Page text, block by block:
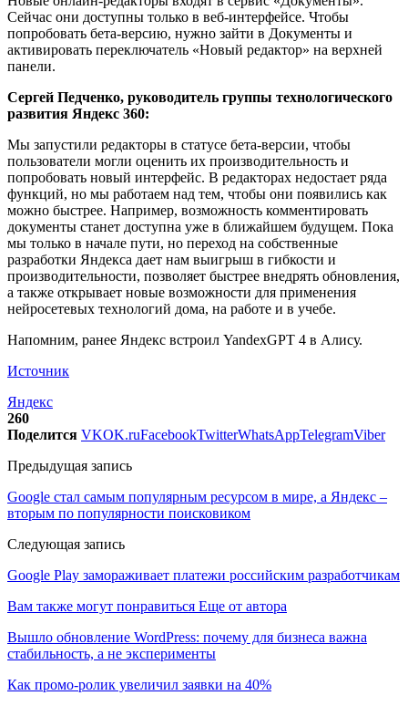
Сейчас они доступны только в веб-интерфейсе. Чтобы
попробовать бета-версию, нужно зайти в Документы и
активировать переключатель «Новый редактор» на верхней
панели.
Сергей Педченко, руководитель группы технологического
развития Яндекс 360:
Мы запустили редакторы в статусе бета-версии, чтобы
пользователи могли оценить их производительность и
попробовать новый интерфейс. В редакторах недостает ряда
функций, но мы работаем над тем, чтобы они появились как
можно быстрее. Например, возможность комментировать
документы станет доступна уже в ближайшем будущем. Пока
мы только в начале пути, но переход на собственные
разработки Яндекса дает нам выигрыш в гибкости и
производительности, позволяет быстрее внедрять обновления,
а также открывает новые возможности для применения
нейросетевых технологий дома, на работе и в учебе.
Напомним, ранее Яндекс встроил YandexGPT 4 в Алису.
Источник
Яндекс
260
Поделится VKOK.ruFacebookTwitterWhatsAppTelegramViber
Предыдущая запись
Google стал самым популярным ресурсом в мире, а Яндекс –
вторым по популярности поисковиком
Следующая запись
Google Play замораживает платежи российским разработчикам
Вам также могут понравиться Еще от автора
Вышло обновление WordPress: почему для бизнеса важна
стабильность, а не эксперименты
Как промо-ролик увеличил заявки на 40%